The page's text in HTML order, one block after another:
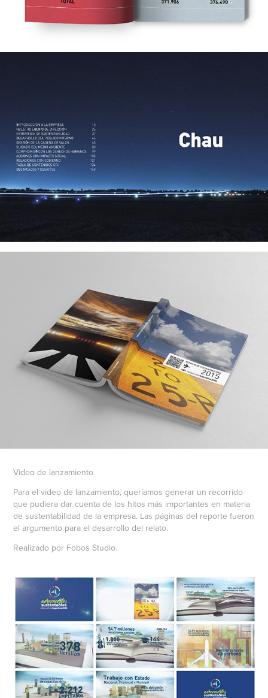
Video de lanzamiento
Para el video de lanzamiento, queríamos generar un recorrido
que pudiera dar cuenta de los hitos más importantes en materia
de sustentabilidad de la empresa. Las páginas del reporte fueron
el argumento para el desarrollo del relato.
Realizado por Fobos Studio.